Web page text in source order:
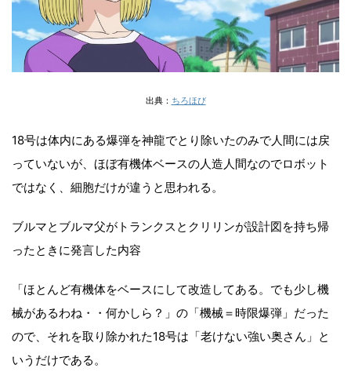
出典： ちろほび
18号は体内にある爆弾を神龍でとり除いたのみで人間には戻
っていないが、ほぼ有機体ベースの人造人間なのでロボット
ではなく、細胞だけが違うと思われる。
ブルマとブルマ父がトランクスとクリリンが設計図を持ち帰
ったときに発言した内容
「ほとんど有機体をベースにして改造してある。でも少し機
械があるわね・・何かしら？」の「機械＝時限爆弾」だった
ので、それを取り除かれた18号は「老けない強い奥さん」と
いうだけである。